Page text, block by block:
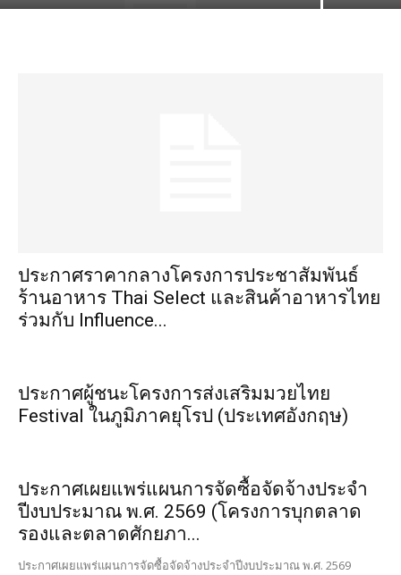
ประกาศราคากลางโครงการประชาสัมพันธ์
ร้านอาหาร Thai Select และสินค้าอาหารไทย
ร่วมกับ Influence...
ประกาศผู้ชนะโครงการส่งเสริมมวยไทย
Festival ในภูมิภาคยุโรป (ประเทศอังกฤษ)
ประกาศเผยแพร่แผนการจัดซื้อจัดจ้างประจำ
ปีงบประมาณ พ.ศ. 2569 (โครงการบุกตลาด
รองและตลาดศักยภา...
ประกาศเผยแพร่แผนการจัดซื้อจัดจ้างประจำปีงบประมาณ พ.ศ. 2569